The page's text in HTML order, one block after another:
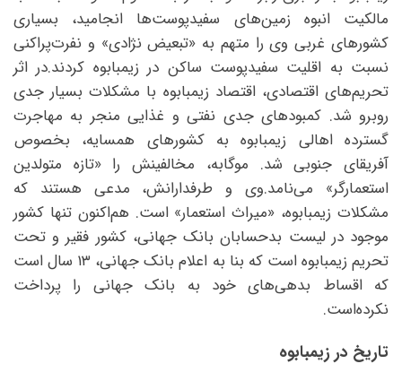
مالکیت انبوه زمین‌های سفیدپوست‌ها انجامید، بسیاری
کشورهای غربی وی را متهم به «تبعیض نژادی» و نفرت‌پراکنی
نسبت به اقلیت سفیدپوست ساکن در زیمبابوه کردند.در اثر
تحریم‌های اقتصادی، اقتصاد زیمبابوه با مشکلات بسیار جدی
روبرو شد. کمبودهای جدی نفتی و غذایی منجر به مهاجرت
گسترده اهالی زیمبابوه به کشورهای همسایه، بخصوص
آفریقای جنوبی شد. موگابه، مخالفینش را «تازه متولدین
استعمارگر» می‌نامد.وی و طرفدارانش، مدعی هستند که
مشکلات زیمبابوه، «میراث استعمار» است. هم‌اکنون تنها کشور
موجود در لیست بدحسابان بانک جهانی، کشور فقیر و تحت
تحریم زیمبابوه است که بنا به اعلام بانک جهانی، ۱۳ سال است
که اقساط بدهی‌های خود به بانک جهانی را پرداخت
نکرده‌است.
تاریخ در زیمبابوه